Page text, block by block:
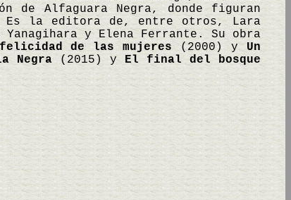
de Alfaguara Negra, donde figuran
Es la editora de, entre otros, Lara
Yanagihara y Elena Ferrante. Su obra
de las mujeres (2000) y Un
Negra (2015) y El final del bosque